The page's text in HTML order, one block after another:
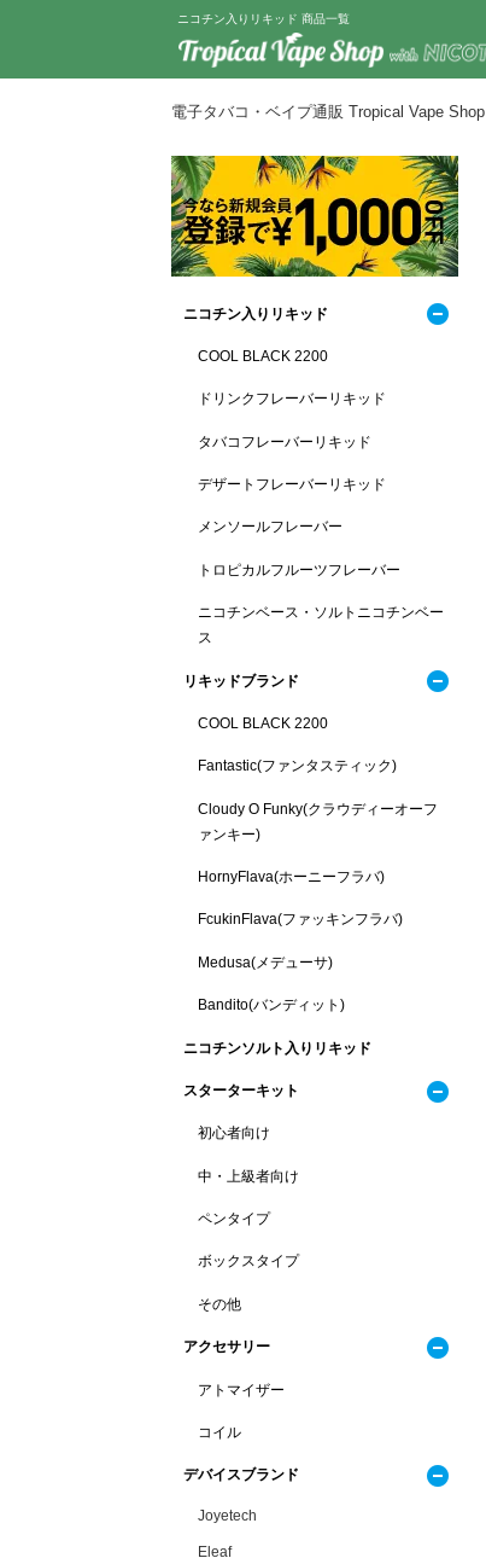
ニコチン入りリキッド 商品一覧
電子タバコ・ベイプ通販 Tropical Vape Shop
ニコチン入りリキッド
COOL BLACK 2200
ドリンクフレーバーリキッド
タバコフレーバーリキッド
デザートフレーバーリキッド
メンソールフレーバー
トロピカルフルーツフレーバー
ニコチンベース・ソルトニコチンベー
ス
リキッドブランド
COOL BLACK 2200
Fantastic(ファンタスティック)
Cloudy O Funky(クラウディーオーフ
ァンキー)
HornyFlava(ホーニーフラバ)
FcukinFlava(ファッキンフラバ)
Medusa(メデューサ)
Bandito(バンディット)
ニコチンソルト入りリキッド
スターターキット
初心者向け
中・上級者向け
ペンタイプ
ボックスタイプ
その他
アクセサリー
アトマイザー
コイル
デバイスブランド
Joyetech
Eleaf